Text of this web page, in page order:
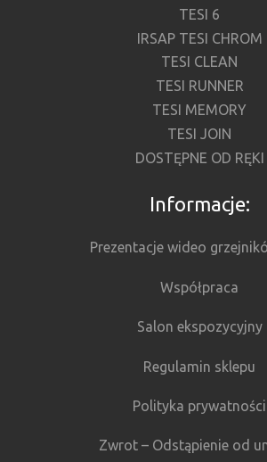
TESI 6
IRSAP TESI CHROM
TESI CLEAN
TESI RUNNER
TESI MEMORY
TESI JOIN
DOSTĘPNE OD RĘKI
Informacje:
Prezentacje wideo
Współpraca
Salon ekspozycyjny
Regulamin sklepu
Polityka prywatności
Zwrot – Odstąpienie od